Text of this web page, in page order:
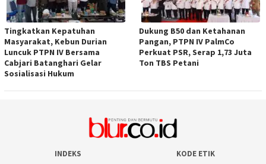
Tingkatkan Kepatuhan
Masyarakat, Kebun Durian
Luncuk PTPN IV Bersama
Cabjari Batanghari Gelar
Sosialisasi Hukum
Dukung B50 dan Ketahanan
Pangan, PTPN IV PalmCo
Perkuat PSR, Serap 1,73 Juta
Ton TBS Petani
INDEKS
KODE ETIK